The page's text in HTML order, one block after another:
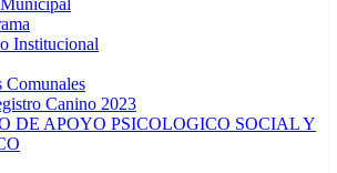
Institucional
Comunales
Canino 2023
DE APOYO PSICOLOGICO SOCIAL Y